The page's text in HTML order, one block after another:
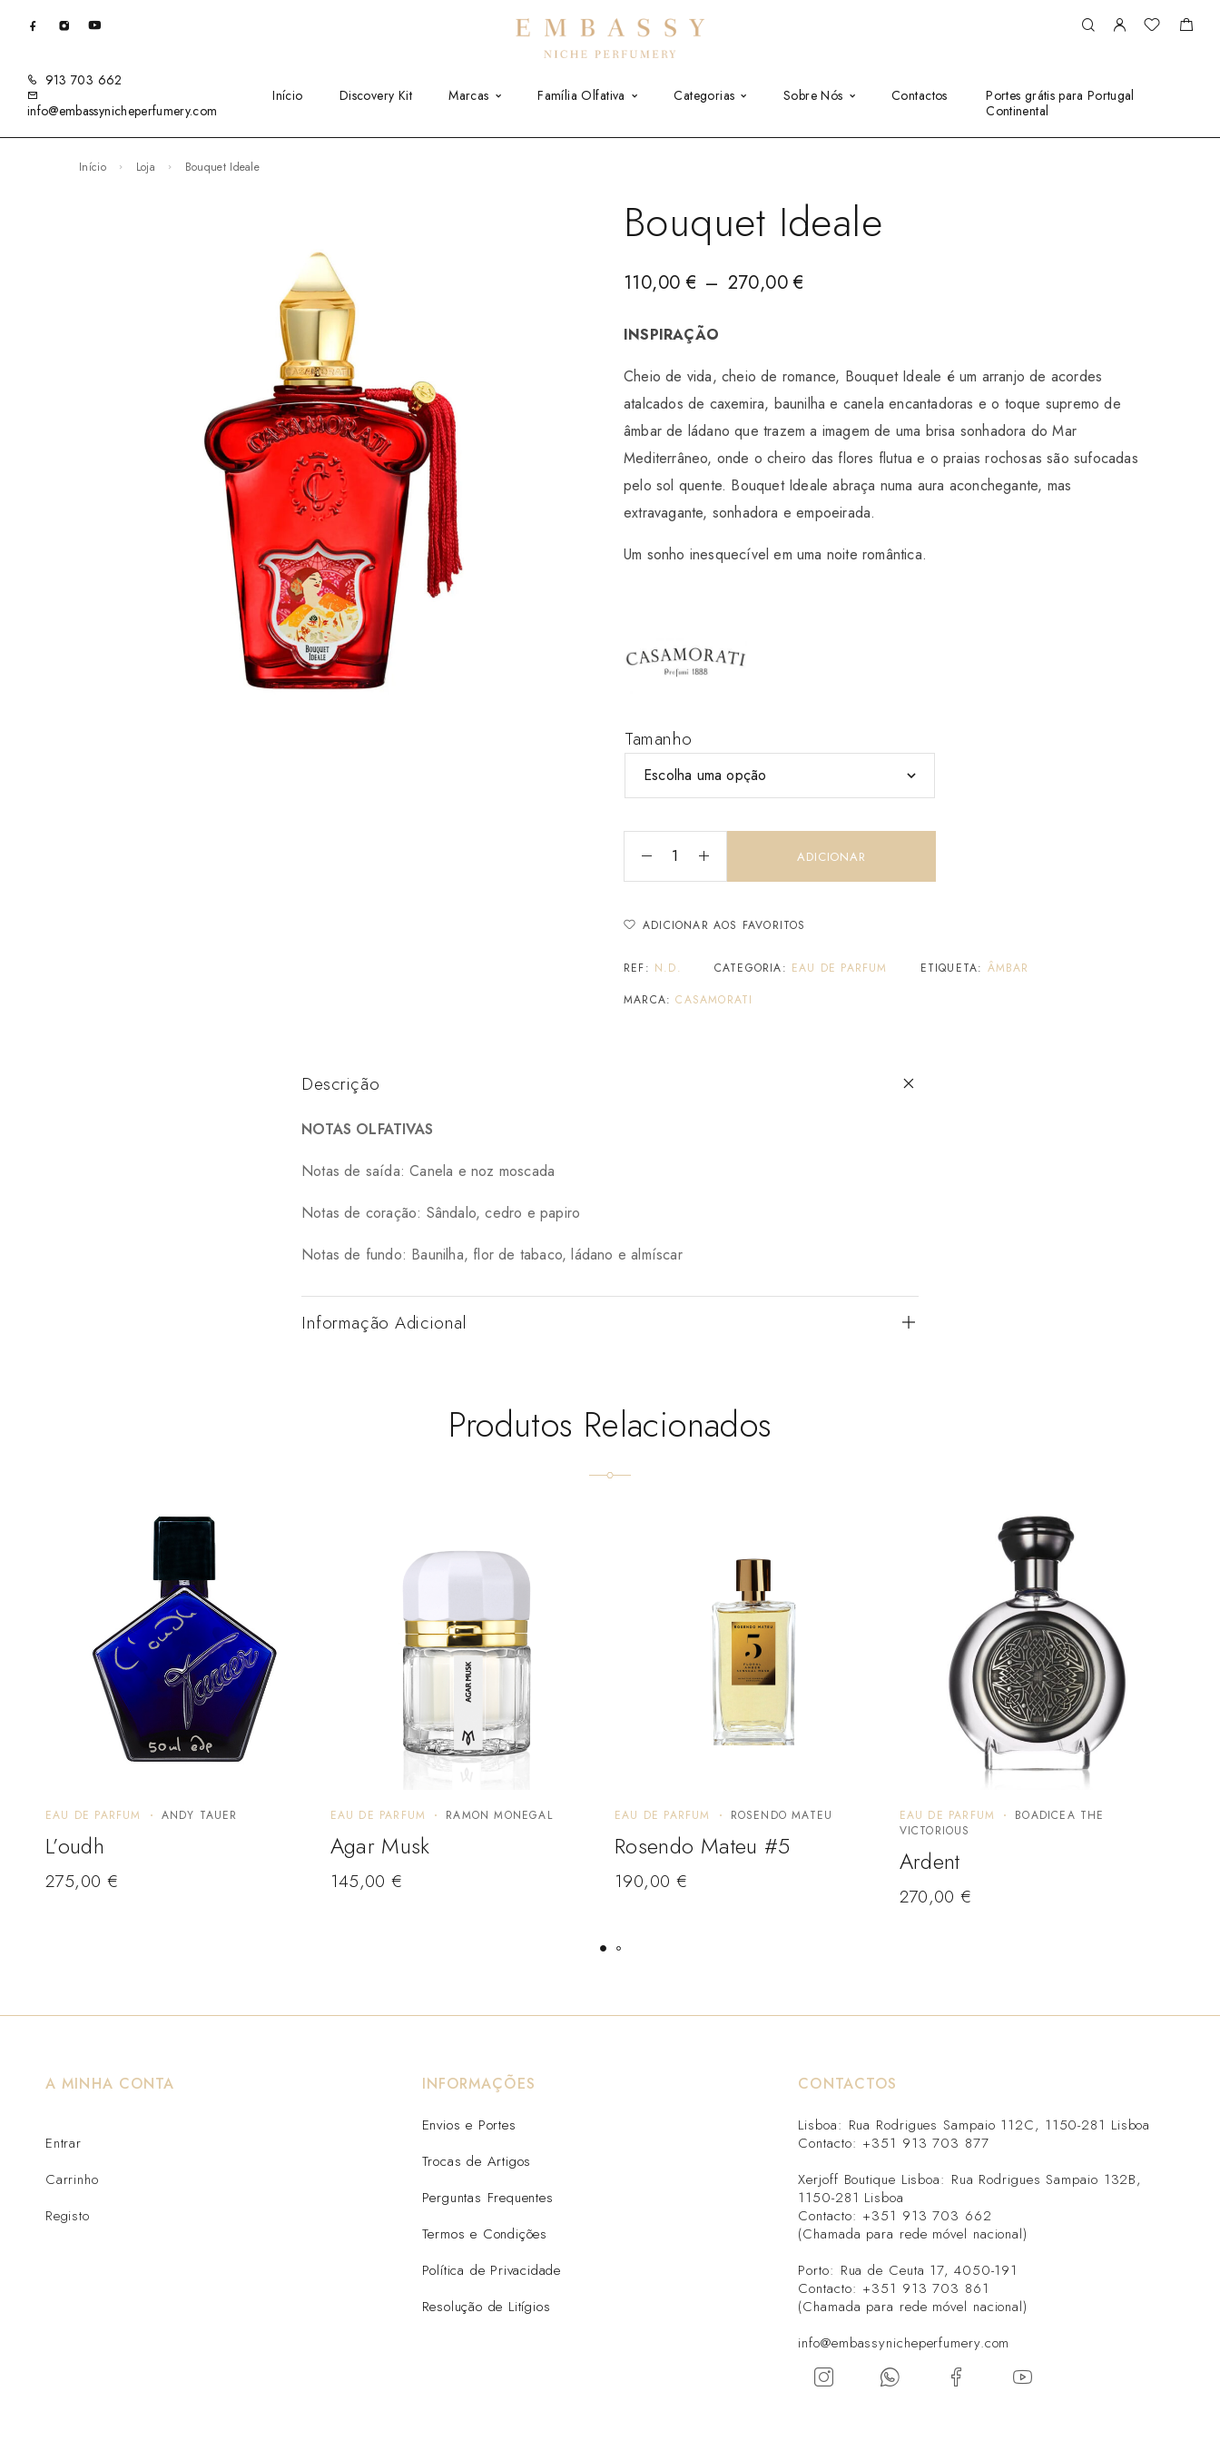
913 703 662
info@embassynicheperfumery.com
Início Discovery Kit Marcas Família Olfativa Categorias Sobre Nós Contactos
Portes grátis para Portugal
Continental
Início Loja Bouquet Ideale
Bouquet Ideale
110,00€ – 270,00€
INSPIRAÇÃO
Cheio de vida, cheio de romance, Bouquet Ideale é um arranjo de acordes
atalcados de caxemira, baunilha e canela encantadoras e o toque supremo de
âmbar de ládano que trazem a imagem de uma brisa sonhadora do Mar
Mediterrâneo, onde o cheiro das flores flutua e o praias rochosas são sufocadas
pelo sol quente. Bouquet Ideale abraça numa aura aconchegante, mas
extravagante, sonhadora e empoeirada.
Um sonho inesquecível em uma noite romântica.
Tamanho
ADICIONAR
ADICIONAR AOS FAVORITOS
REF: N.D. CATEGORIA: EAU DE PARFUM ETIQUETA: ÂMBAR
MARCA:CASAMORATI
Descrição
NOTAS OLFATIVAS
Notas de saída: Canela e noz moscada
Notas de coração: Sândalo, cedro e papiro
Notas de fundo: Baunilha, flor de tabaco, ládano e almíscar
Informação Adicional
Produtos Relacionados
EAU DE PARFUM ANDY TAUER
L’oudh
275,00 €
EAU DE PARFUM RAMON MONEGAL
Agar Musk
145,00€
EAU DE PARFUM ROSENDO MATEU
Rosendo Mateu #5
190,00 €
EAU DE PARFUM
BOADICEA THE
VICTORIOUS
Ardent
270,00€
A MINHA CONTA
Entrar
Carrinho
Registo
INFORMAÇÕES
Envios e Portes
Trocas de Artigos
Perguntas Frequentes
Termos e Condições
Política de Privacidade
Resolução de Litígios
CONTACTOS
Lisboa: Rua Rodrigues Sampaio 112C, 1150-281 Lisboa
Contacto: +351 913 703 877
Xerjoff Boutique Lisboa: Rua Rodrigues Sampaio 132B,
1150-281 Lisboa
Contacto: +351 913 703 662
(Chamada para rede móvel nacional)
Porto: Rua de Ceuta 17, 4050-191
Contacto: +351 913 703 861
(Chamada para rede móvel nacional)
info@embassynicheperfumery.com